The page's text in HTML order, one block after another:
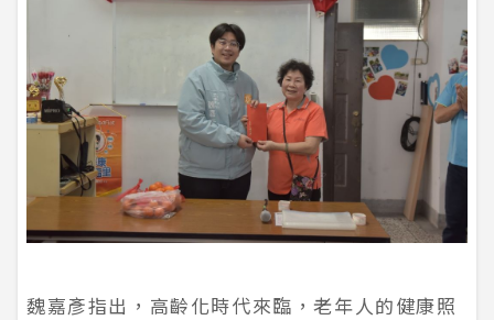
魏嘉彥指出，高齡化時代來臨，老年人的健康照